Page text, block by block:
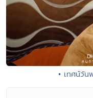
• เทศน์วั